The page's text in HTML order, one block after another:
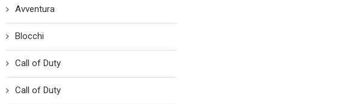
Avventura
Blocchi
Call of Duty
Call of Duty